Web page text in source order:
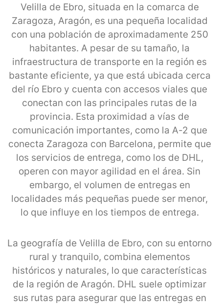
Velilla de Ebro, situada en la comarca de
Zaragoza, Aragón, es una pequeña localidad
con una población de aproximadamente 250
habitantes. A pesar de su tamaño, la
infraestructura de transporte en la región es
bastante eficiente, ya que está ubicada cerca
del río Ebro y cuenta con accesos viales que
conectan con las principales rutas de la
provincia. Esta proximidad a vías de
comunicación importantes, como la A-2 que
conecta Zaragoza con Barcelona, permite que
los servicios de entrega, como los de DHL,
operen con mayor agilidad en el área. Sin
embargo, el volumen de entregas en
localidades más pequeñas puede ser menor,
lo que influye en los tiempos de entrega.
La geografía de Velilla de Ebro, con su entorno
rural y tranquilo, combina elementos
históricos y naturales, lo que características
de la región de Aragón. DHL suele optimizar
sus rutas para asegurar que las entregas en